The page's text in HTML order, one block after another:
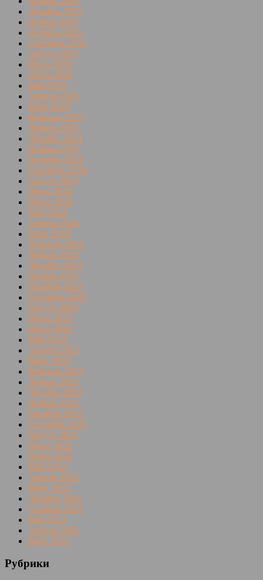
Декабрь 2025
Ноябрь 2025
Октябрь 2025
Сентябрь 2025
Август 2025
Июль 2025
Июнь 2025
Май 2025
Апрель 2025
Март 2025
Февраль 2025
Январь 2025
Декабрь 2024
Ноябрь 2024
Октябрь 2024
Сентябрь 2024
Август 2024
Июль 2024
Июнь 2024
Май 2024
Апрель 2024
Март 2024
Февраль 2024
Январь 2024
Декабрь 2023
Ноябрь 2023
Октябрь 2023
Сентябрь 2023
Август 2023
Июль 2023
Июнь 2023
Май 2023
Апрель 2023
Март 2023
Февраль 2023
Январь 2023
Декабрь 2022
Ноябрь 2022
Октябрь 2022
Сентябрь 2022
Август 2022
Июль 2022
Июнь 2022
Май 2022
Апрель 2022
Март 2022
Декабрь 2021
Октябрь 2021
Май 2021
Апрель 2021
Март 2021
Рубрики